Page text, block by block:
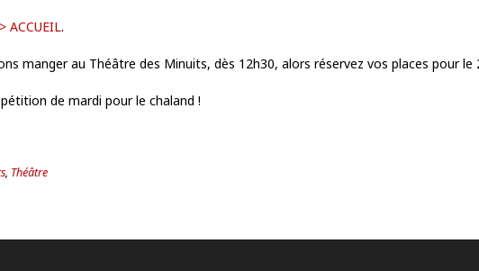
> ACCUEIL.
manger au Théâtre des Minuits, dès 12h30, alors réservez vos places pour
de mardi pour le chaland !
, Théâtre